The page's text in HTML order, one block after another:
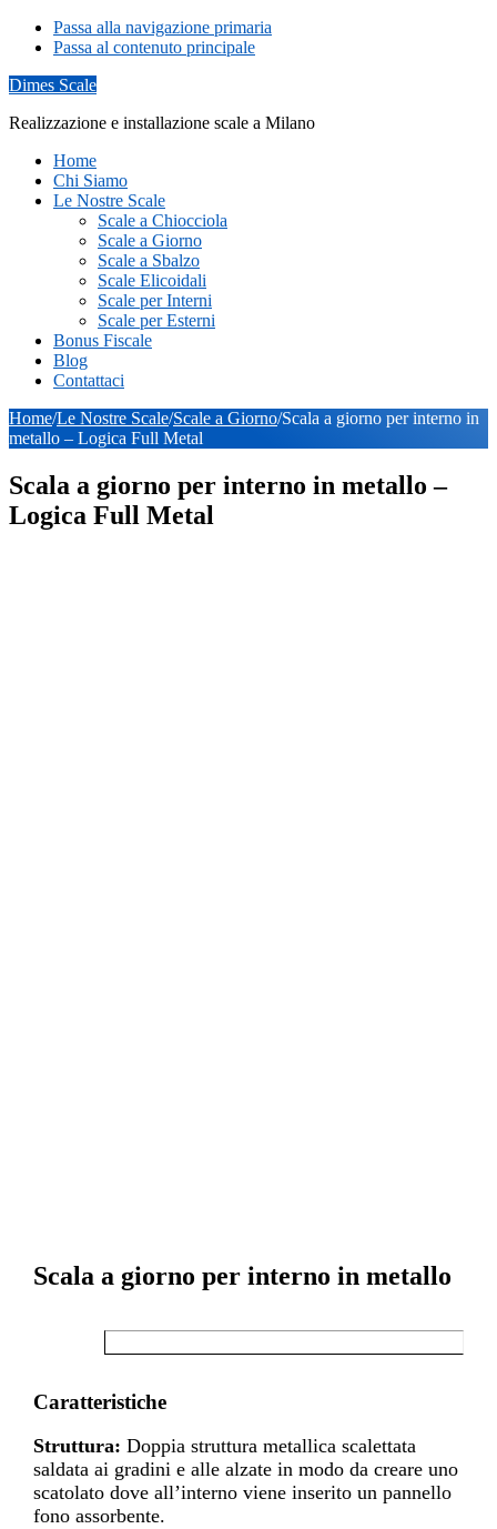
Passa alla navigazione primaria
Passa al contenuto principale
Dimes Scale
Realizzazione e installazione scale a Milano
Home
Chi Siamo
Le Nostre Scale
Scale a Chiocciola
Scale a Giorno
Scale a Sbalzo
Scale Elicoidali
Scale per Interni
Scale per Esterni
Bonus Fiscale
Blog
Contattaci
Home/Le Nostre Scale/Scale a Giorno/Scala a giorno per interno in
metallo – Logica Full Metal
Scala a giorno per interno in metallo –
Logica Full Metal
Scala a giorno per interno in metallo
Caratteristiche
Struttura: Doppia struttura metallica scalettata
saldata ai gradini e alle alzate in modo da creare uno
scatolato dove all’interno viene inserito un pannello
fono assorbente.